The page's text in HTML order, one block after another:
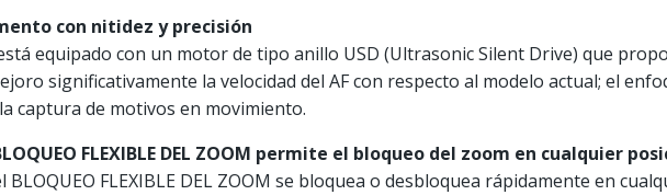
con nitidez y precisión
equipado con un motor de tipo anillo USD (Ultrasonic Silent Drive) que
significativamente la velocidad del AF con respecto al modelo actual; el
captura de motivos en movimiento.
FLEXIBLE DEL ZOOM permite el bloqueo del zoom en cualquier
BLOQUEO FLEXIBLE DEL ZOOM se bloquea o desbloquea rápidamente en